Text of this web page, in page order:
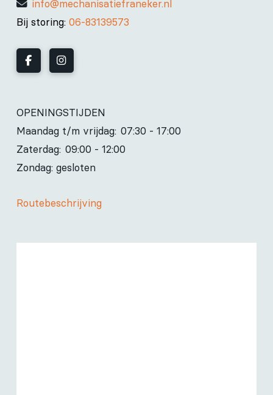
info@mechanisatiefraneker.nl
Bij storing: 06-83139573
OPENINGSTIJDEN
Maandag t/m vrijdag: 07:30 - 17:00
Zaterdag: 09:00 - 12:00
Zondag: gesloten
Routebeschrijving